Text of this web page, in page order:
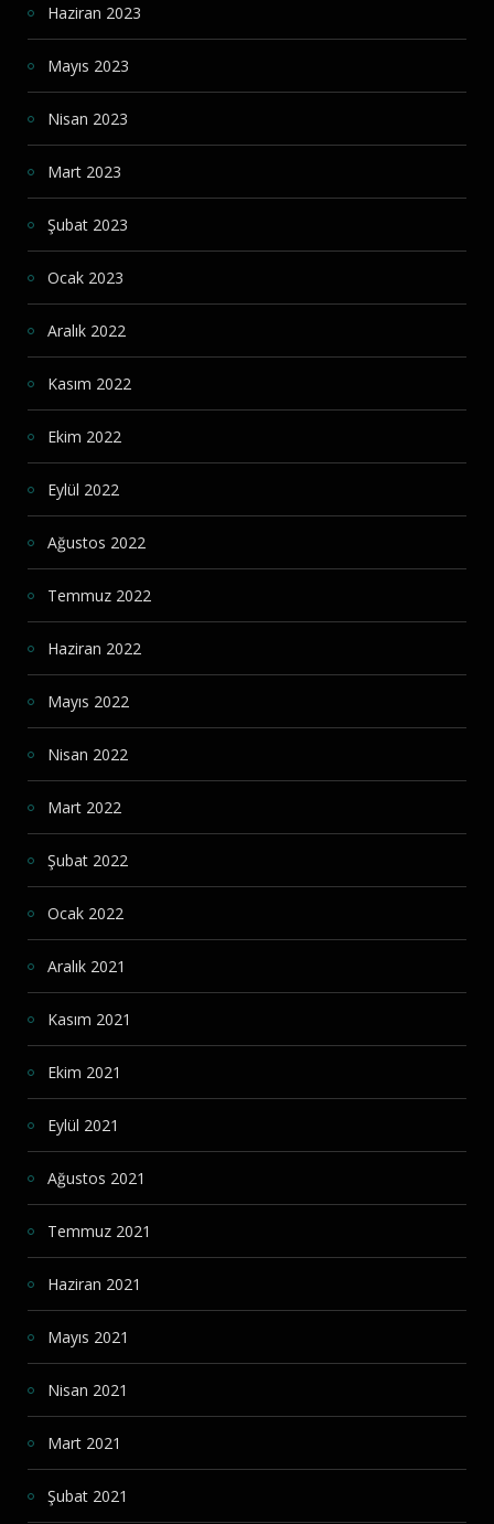
Haziran 2023
Mayıs 2023
Nisan 2023
Mart 2023
Şubat 2023
Ocak 2023
Aralık 2022
Kasım 2022
Ekim 2022
Eylül 2022
Ağustos 2022
Temmuz 2022
Haziran 2022
Mayıs 2022
Nisan 2022
Mart 2022
Şubat 2022
Ocak 2022
Aralık 2021
Kasım 2021
Ekim 2021
Eylül 2021
Ağustos 2021
Temmuz 2021
Haziran 2021
Mayıs 2021
Nisan 2021
Mart 2021
Şubat 2021